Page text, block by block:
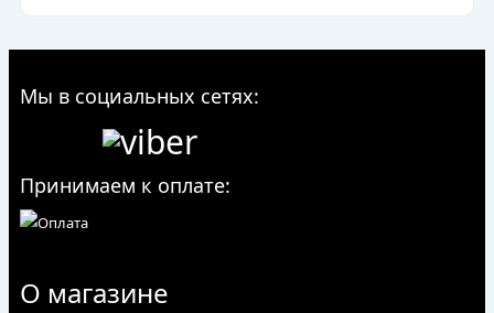
Мы в социальных сетях:
Принимаем к оплате:
О магазине